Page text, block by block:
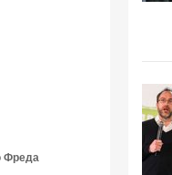
Фреда